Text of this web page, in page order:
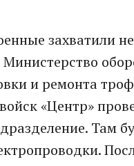
захватили
и ремонта
«Центр»
Там